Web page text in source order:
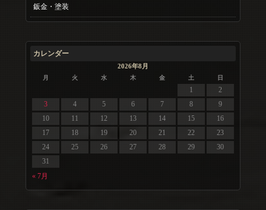
鈑金・塗装
カレンダー
2026年8月
月 火 水 木 金 土 日
« 7月
1
2
3
4 5 6 7 8
9
10
11 12 13 14 15
16
17
18 19 20 21 22
23
24
25 26 27 28 29
30
31